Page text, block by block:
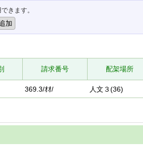
きます。
請求番号 配架場所
369.3/ｵｵ/ 人文３(36)